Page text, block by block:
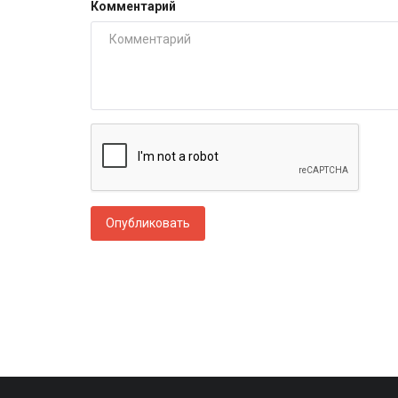
Комментарий
Опубликовать